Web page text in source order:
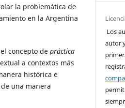
la problemática de
en la Argentina
concepto de práctica
a contextos más
histórica e
una manera
Los
autor